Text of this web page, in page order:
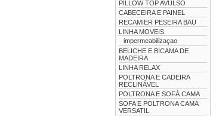
PILLOW TOP AVULSO
CABECEIRA E PAINEL
RECAMIER PESEIRA BAU
LINHA MOVEIS
impermeabilizaçao
BELICHE E BICAMA DE
MADEIRA
LINHA RELAX
POLTRONA E CADEIRA
RECLINÁVEL
POLTRONA E SOFÁ CAMA
SOFA E POLTRONA CAMA
VERSATIL